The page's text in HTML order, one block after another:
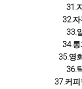
31.
32.
33.
34.
35.영
36.
37.커